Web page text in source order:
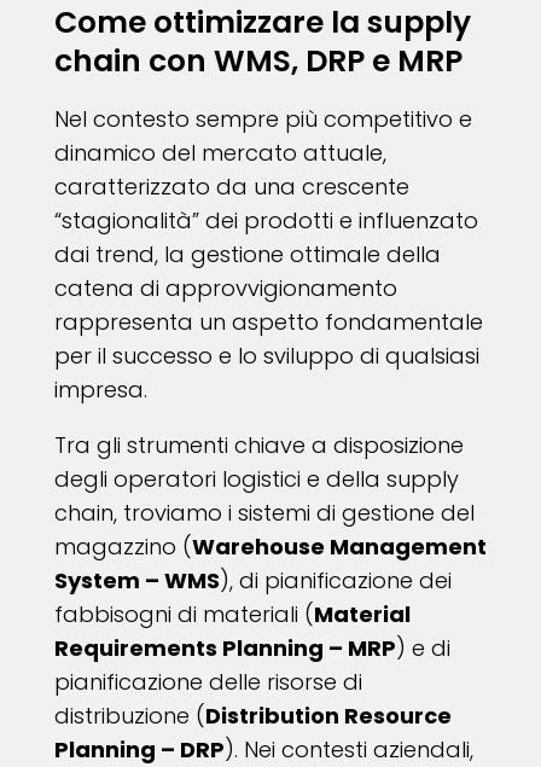
Come ottimizzare la supply
chain con WMS, DRP e MRP
Nel contesto sempre più competitivo e
dinamico del mercato attuale,
caratterizzato da una crescente
“stagionalità” dei prodotti e influenzato
dai trend, la gestione ottimale della
catena di approvvigionamento
rappresenta un aspetto fondamentale
per il successo e lo sviluppo di qualsiasi
impresa.
Tra gli strumenti chiave a disposizione
degli operatori logistici e della supply
chain, troviamo i sistemi di gestione del
magazzino (Warehouse Management
System – WMS), di pianificazione dei
fabbisogni di materiali (Material
Requirements Planning – MRP) e di
pianificazione delle risorse di
distribuzione (Distribution Resource
Planning – DRP). Nei contesti aziendali,